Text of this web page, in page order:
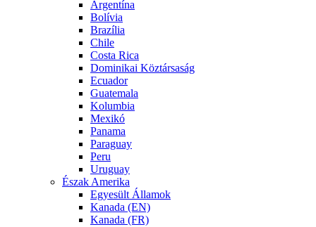
Argentína
Bolívia
Brazília
Chile
Costa Rica
Dominikai Köztársaság
Ecuador
Guatemala
Kolumbia
Mexikó
Panama
Paraguay
Peru
Uruguay
Észak Amerika
Egyesült Államok
Kanada (EN)
Kanada (FR)